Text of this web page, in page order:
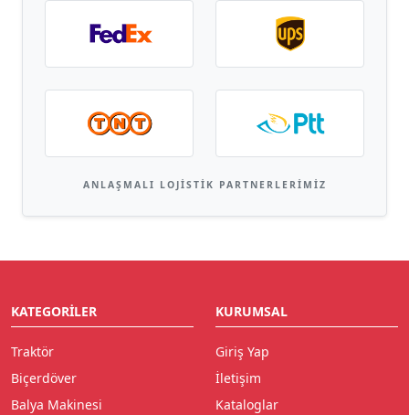
ANLAŞMALI LOJISTIK PARTNERLERIMIZ
KATEGORILER
Traktör
Biçerdöver
Balya Makinesi
KURUMSAL
Giriş Yap
İletişim
Kataloglar